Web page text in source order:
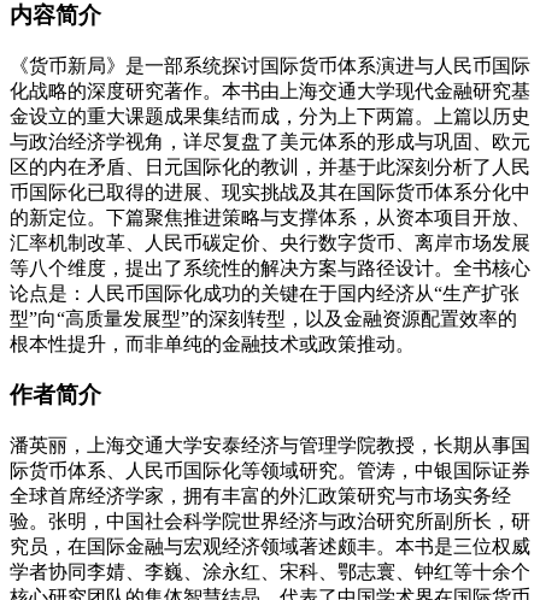
内容简介
《货币新局》是一部系统探讨国际货币体系演进与人民币国际
化战略的深度研究著作。本书由上海交通大学现代金融研究基
金设立的重大课题成果集结而成，分为上下两篇。上篇以历史
与政治经济学视角，详尽复盘了美元体系的形成与巩固、欧元
区的内在矛盾、日元国际化的教训，并基于此深刻分析了人民
币国际化已取得的进展、现实挑战及其在国际货币体系分化中
的新定位。下篇聚焦推进策略与支撑体系，从资本项目开放、
汇率机制改革、人民币碳定价、央行数字货币、离岸市场发展
等八个维度，提出了系统性的解决方案与路径设计。全书核心
论点是：人民币国际化成功的关键在于国内经济从“生产扩张
型”向“高质量发展型”的深刻转型，以及金融资源配置效率的
根本性提升，而非单纯的金融技术或政策推动。
作者简介
潘英丽，上海交通大学安泰经济与管理学院教授，长期从事国
际货币体系、人民币国际化等领域研究。管涛，中银国际证券
全球首席经济学家，拥有丰富的外汇政策研究与市场实务经
验。张明，中国社会科学院世界经济与政治研究所副所长，研
究员，在国际金融与宏观经济领域著述颇丰。本书是三位权威
学者协同李婧、李巍、涂永红、宋科、鄂志寰、钟红等十余个